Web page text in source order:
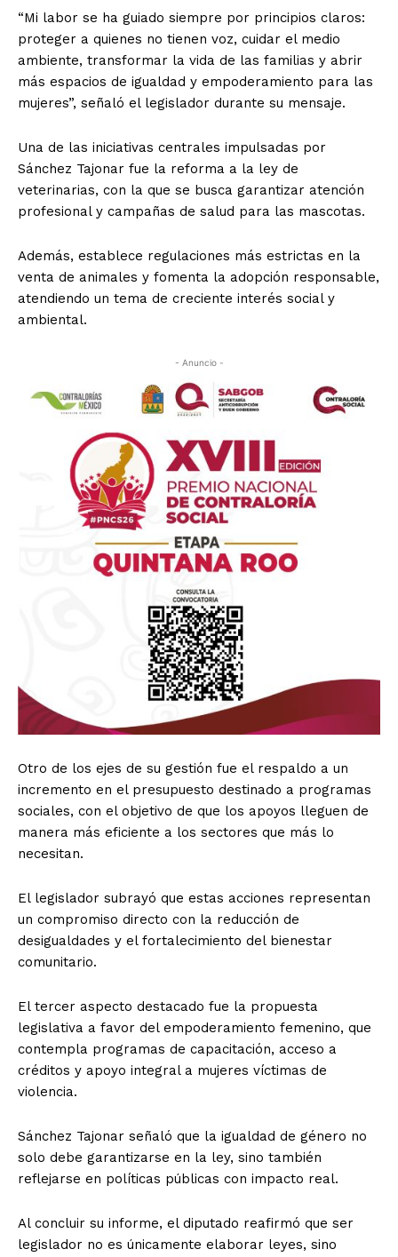
“Mi labor se ha guiado siempre por principios claros:
proteger a quienes no tienen voz, cuidar el medio
ambiente, transformar la vida de las familias y abrir
más espacios de igualdad y empoderamiento para las
mujeres”, señaló el legislador durante su mensaje.
Una de las iniciativas centrales impulsadas por
Sánchez Tajonar fue la reforma a la ley de
veterinarias, con la que se busca garantizar atención
profesional y campañas de salud para las mascotas.
Además, establece regulaciones más estrictas en la
venta de animales y fomenta la adopción responsable,
atendiendo un tema de creciente interés social y
ambiental.
- Anuncio -
Otro de los ejes de su gestión fue el respaldo a un
incremento en el presupuesto destinado a programas
sociales, con el objetivo de que los apoyos lleguen de
manera más eficiente a los sectores que más lo
necesitan.
El legislador subrayó que estas acciones representan
un compromiso directo con la reducción de
desigualdades y el fortalecimiento del bienestar
comunitario.
El tercer aspecto destacado fue la propuesta
legislativa a favor del empoderamiento femenino, que
contempla programas de capacitación, acceso a
créditos y apoyo integral a mujeres víctimas de
violencia.
Sánchez Tajonar señaló que la igualdad de género no
solo debe garantizarse en la ley, sino también
reflejarse en políticas públicas con impacto real.
Al concluir su informe, el diputado reafirmó que ser
legislador no es únicamente elaborar leyes, sino